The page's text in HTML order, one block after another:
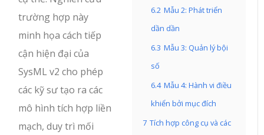
6.2 Mẫu 2: Phát triển
dần dần
6.3 Mẫu 3: Quản lý bội
số
6.4 Mẫu 4: Hành vi điều
khiển bởi mục đích
7 Tích hợp công cụ và các
trường hợp này
minh họa cách tiếp
cận hiện đại của
SysML v2 cho phép
các kỹ sư tạo ra các
mô hình tích hợp liền
mạch, duy trì mối